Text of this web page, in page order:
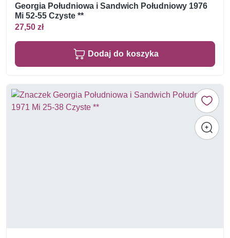
Georgia Południowa i Sandwich Południowy 1976
Mi 52-55 Czyste **
27,50 zł
Dodaj do koszyka